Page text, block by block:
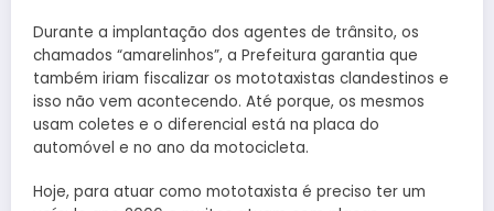
Durante a implantação dos agentes de trânsito, os
chamados “amarelinhos”, a Prefeitura garantia que
também iriam fiscalizar os mototaxistas clandestinos e
isso não vem acontecendo. Até porque, os mesmos
usam coletes e o diferencial está na placa do
automóvel e no ano da motocicleta.
Hoje, para atuar como mototaxista é preciso ter um